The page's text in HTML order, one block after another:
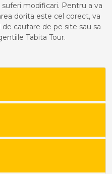
modificari. Pentru a va
dorita este cel corect, va
cautare de pe site sau sa
Tabita Tour.